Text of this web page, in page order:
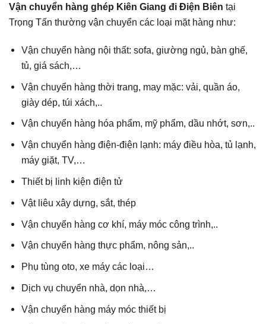
Vận chuyển hàng ghép Kiên Giang đi Điện Biên tại
Trọng Tấn thường vận chuyển các loại mặt hàng như:
Vận chuyển hàng nội thất: sofa, giường ngủ, bàn ghế,
tủ, giá sách,…
Vận chuyển hàng thời trang, may mặc: vải, quần áo,
giày dép, túi xách,..
Vận chuyển hàng hóa phẩm, mỹ phẩm, dầu nhớt, sơn,..
Vận chuyển hàng điện-điện lạnh: máy điều hòa, tủ lạnh,
máy giặt, TV,…
Thiết bị linh kiện điện tử
Vật liêu xây dựng, sắt, thép
Vận chuyển hàng cơ khí, máy móc công trình,..
Vận chuyển hàng thực phẩm, nông sản,..
Phụ tùng oto, xe máy các loại…
Dịch vụ chuyển nhà, dọn nhà,…
Vận chuyển hàng máy móc thiết bị